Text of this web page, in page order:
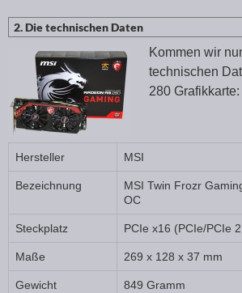
Kommen wir
technischen
280 Grafikkarte:
Hersteller MSI
Bezeichnung
MSI Twin Frozr
OC
Steckplatz PCIe x16 (PCIe/PCIe
Maße 269 x 128 x 37 mm
Gewicht 849 Gramm